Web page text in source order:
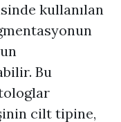
kullanılan
Bu
cilt tipine,